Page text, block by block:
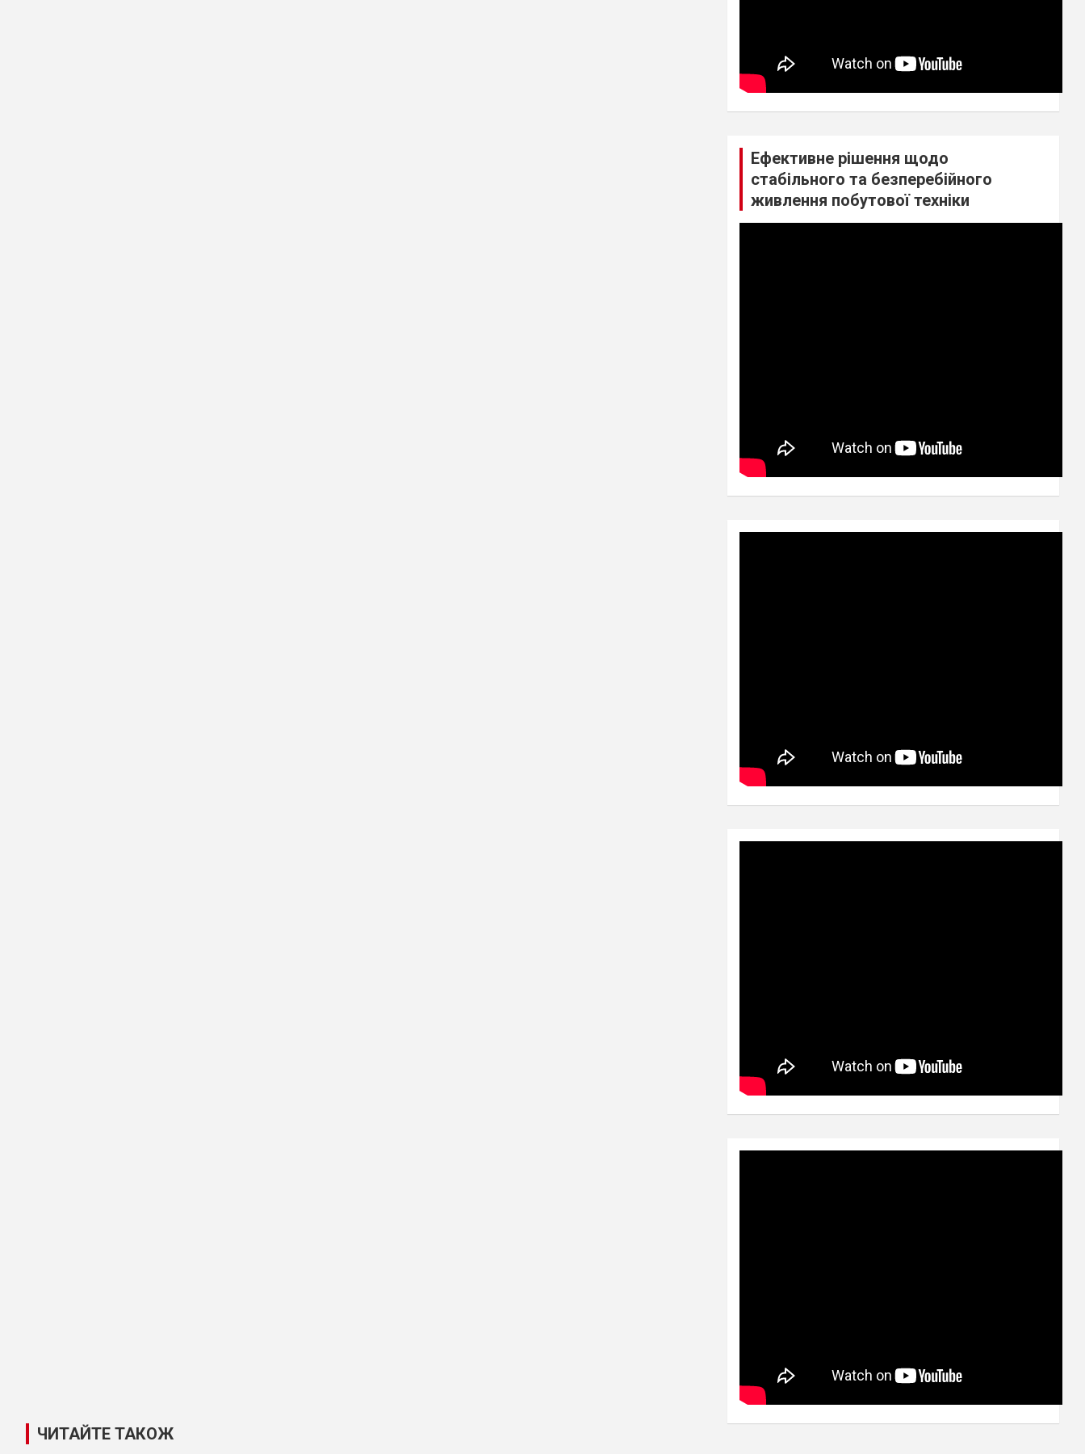
Ефективне рішення щодо
стабільного та безперебійного
живлення побутової техніки
ЧИТАЙТЕ ТАКОЖ